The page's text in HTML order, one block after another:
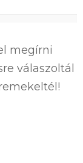
megírni
válaszoltál